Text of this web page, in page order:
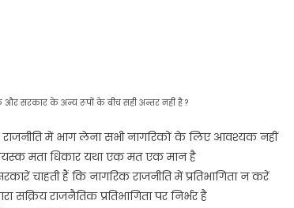
और सरकार के अन्य रूपों के बीच सही अन्तर नहीं है ?
राजनीति में भाग लेना सभी नागरिकों के लिए आवश्यक नहीं
मता धिकार यथा एक मत एक मान है
चाहती हैं कि नागरिक राजनीति में प्रतिभागिता न करें
सक्रिय राजनैतिक प्रतिभागिता पर निर्भर है